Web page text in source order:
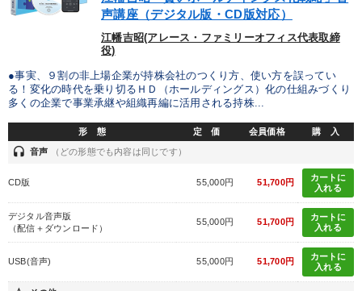
声講座（デジタル版・CD版対応）
江幡吉昭(アレース・ファミリーオフィス代表取締
役)
●事実、９割の非上場企業が持株会社のつくり方、使い方を誤ってい
る！変化の時代を乗り切るＨＤ（ホールディングス）化の仕組みづくり
多くの企業で事業承継や組織再編に活用される持株...
形 態 定 価 会員価格 購 入
headset 音声 （どの形態でも内容は同じです）
CD版 55,000円 51,700円
カートに
入れる
デジタル音声版
（配信＋ダウンロード）
55,000円 51,700円
カートに
入れる
USB(音声) 55,000円 51,700円
カートに
入れる